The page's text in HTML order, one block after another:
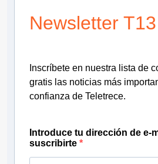
Newsletter T13
Inscríbete en nuestra lista de
gratis las noticias más
confianza de Teletrece.
Introduce tu dirección de e-
suscribirte